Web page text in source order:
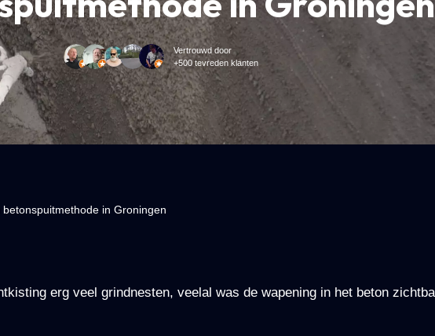
Vertrouwd door
+500 tevreden klanten
in Groningen
erg veel grindnesten, veelal was de wapening in het beton